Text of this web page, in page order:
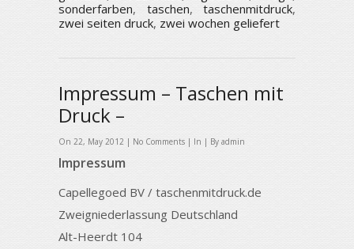
sonderfarben, taschen, taschenmitdruck,
zwei seiten druck, zwei wochen geliefert
Impressum – Taschen mit
Druck –
On 22, May 2012 | No Comments | In | By admin
Impressum
Capellegoed BV / taschenmitdruck.de
Zweigniederlassung Deutschland
Alt-Heerdt 104